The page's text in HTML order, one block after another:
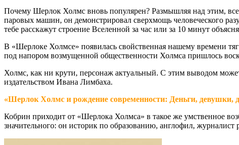
Почему Шерлок Холмс вновь популярен? Размышляя над этим,
паровых машин, он демонстрировал сверхмощь человеческого
тебе расскажут строение Вселенной за час или за 10 минут
В «Шерлоке Холмсе» появилась свойственная нашему времени
под напором возмущенной общественности Холмса пришлось
Холмс, как ни крути, персонаж актуальный. С этим выводом
издательством Ивана Лимбаха.
«Шерлок Холмс и рождение современности: Деньги, девушки,
Кобрин приходит от «Шерлока Холмса» в такое же умственное
значительного: он историк по образованию, англофил,